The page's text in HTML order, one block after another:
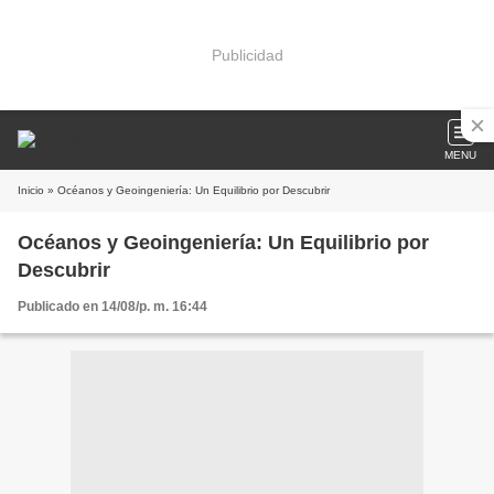
Publicidad
MENU
Inicio » Océanos y Geoingeniería: Un Equilibrio por Descubrir
Océanos y Geoingeniería: Un Equilibrio por
Descubrir
Publicado en 14/08/p. m. 16:44